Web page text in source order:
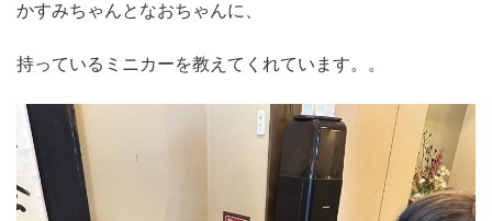
かすみちゃんとなおちゃんに、
持っているミニカーを教えてくれています。。